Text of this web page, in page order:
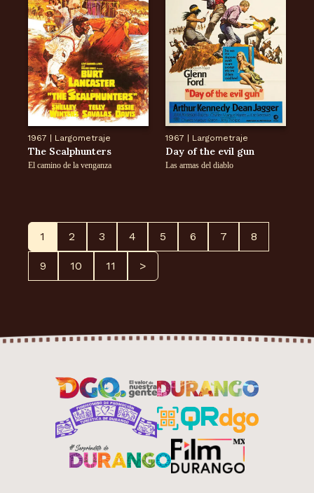
1967 | Largometraje
The Scalphunters
El camino de la venganza
1967 | Largometraje
Day of the evil gun
Las armas del diablo
1 2 3 4 5 6 7 8
9 10 11 >